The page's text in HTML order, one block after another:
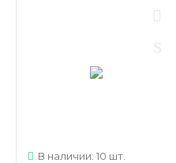
В наличии: 10 шт.